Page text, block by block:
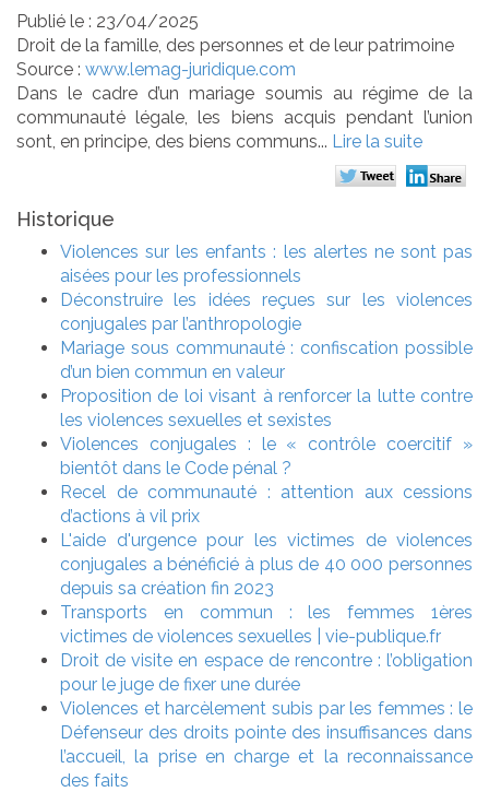
Publié le : 23/04/2025
Droit de la famille, des personnes et de leur patrimoine
Source : www.lemag-juridique.com
Dans le cadre d’un mariage soumis au régime de la
communauté légale, les biens acquis pendant l’union
sont, en principe, des biens communs... Lire la suite
Historique
Violences sur les enfants : les alertes ne sont pas
aisées pour les professionnels
Déconstruire les idées reçues sur les violences
conjugales par l’anthropologie
Mariage sous communauté : confiscation possible
d’un bien commun en valeur
Proposition de loi visant à renforcer la lutte contre
les violences sexuelles et sexistes
Violences conjugales : le « contrôle coercitif »
bientôt dans le Code pénal ?
Recel de communauté : attention aux cessions
d’actions à vil prix
L'aide d'urgence pour les victimes de violences
conjugales a bénéficié à plus de 40 000 personnes
depuis sa création fin 2023
Transports en commun : les femmes 1ères
victimes de violences sexuelles | vie-publique.fr
Droit de visite en espace de rencontre : l’obligation
pour le juge de fixer une durée
Violences et harcèlement subis par les femmes : le
Défenseur des droits pointe des insuffisances dans
l’accueil, la prise en charge et la reconnaissance
des faits